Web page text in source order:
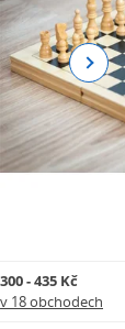
300 - 435 Kč
v 18 obchodech
Next